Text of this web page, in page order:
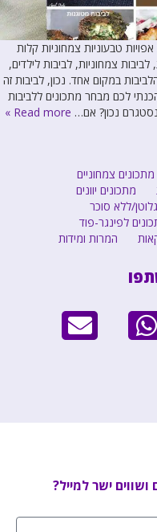
טבעוניות צמחוניות קלות
צמחוניות, לביבות לילדים,
במקום אחד. נכון, לביבות זה
לכם מבחר מתכונים ללביבות
נכון? אם… Read more »
מתכונים צמחוניים
מתכונים יוונים
ללא סוכר
לפינגר-פוד
המרות ומידות
ישר למייל?